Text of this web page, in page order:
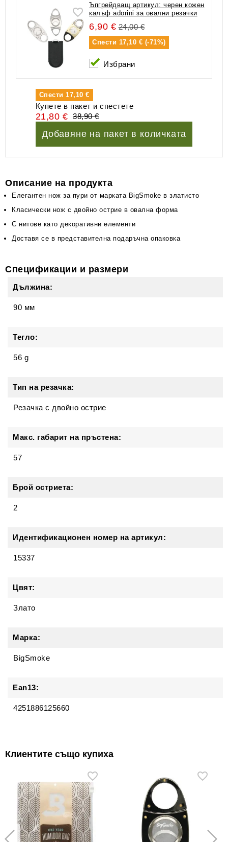
Ъпгрейдващ артикул: черен кожен
калъф adorini за овални резачки
6,90 € 24,00 €
Спести 17,10 € (-71%)
Избрани
Спести 17,10 €
Купете в пакет и спестете
21,80 € 38,90 €
Добавяне на пакет в количката
Описание на продукта
Елегантен нож за пури от марката BigSmoke в златисто
Класически нож с двойно острие в овална форма
С нитове като декоративни елементи
Доставя се в представителна подаръчна опаковка
Спецификации и размери
Дължина:
90 мм
Тегло:
56 g
Тип на резачка:
Резачка с двойно острие
Макс. габарит на пръстена:
57
Брой остриета:
2
Идентификационен номер на артикул:
15337
Цвят:
Злато
Марка:
BigSmoke
Ean13:
4251886125660
Клиентите също купиха